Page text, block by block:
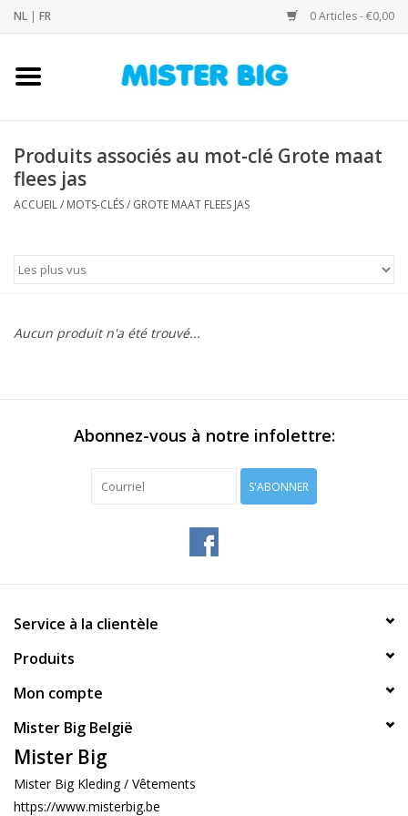
NL | FR 0 Articles - €0,00
Accueil
Notre Boutique
Produits associés au mot-clé Grote maat
flees jas
ACCUEIL/ MOTS-CLÉS/ GROTE MAAT FLEES JAS
Aucun produit n'a été trouvé...
Abonnez-vous à notre infolettre:
S'ABONNER
Service à la clientèle
Produits
Mon compte
Mister Big België
Mister Big
Mister Big Kleding / Vêtements
https://www.misterbig.be